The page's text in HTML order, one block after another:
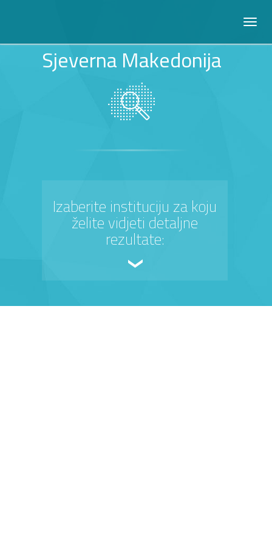
Sjeverna Makedonija
Izaberite instituciju za koju
želite vidjeti detaljne
rezultate: